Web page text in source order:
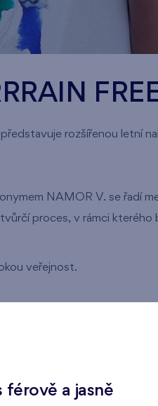
představuje rozšířenou letní
NAMOR V. se řadí
proces, v rámci
veřejnost.
férově a jasně